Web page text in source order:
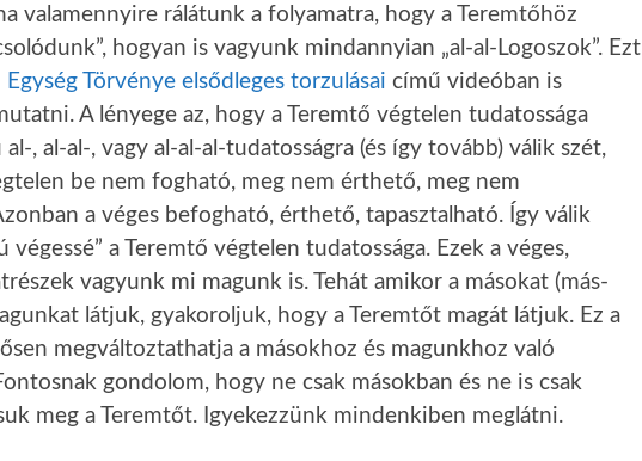
valamennyire rálátunk a folyamatra, hogy a Teremtőhöz
hogyan is vagyunk mindannyian „al-al-Logoszok”. Ezt
Egység Törvénye elsődleges torzulásai című videóban is
A lényege az, hogy a Teremtő végtelen tudatossága
, al-al-, vagy al-al-al-tudatosságra (és így tovább) válik szét,
be nem fogható, meg nem érthető, meg nem
a véges befogható, érthető, tapasztalható. Így válik
végessé” a Teremtő végtelen tudatossága. Ezek a véges,
vagyunk mi magunk is. Tehát amikor a másokat (más-
látjuk, gyakoroljuk, hogy a Teremtőt magát látjuk. Ez a
megváltoztathatja a másokhoz és magunkhoz való
gondolom, hogy ne csak másokban és ne is csak
meg a Teremtőt. Igyekezzünk mindenkiben meglátni.